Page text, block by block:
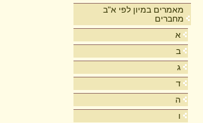
מאמרים במיון לפי א"ב
מחברים
א
ב
ג
ד
ה
ו